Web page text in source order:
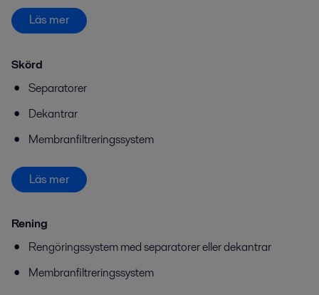
Läs mer
Skörd
Separatorer
Dekantrar
Membranfiltreringssystem
Läs mer
Rening
Rengöringssystem med separatorer eller dekantrar
Membranfiltreringssystem